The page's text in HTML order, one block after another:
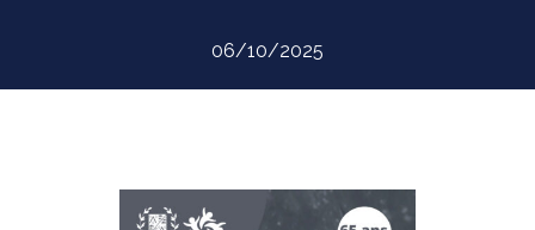
06/10/2025